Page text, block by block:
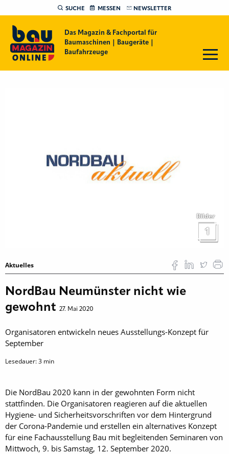
SUCHE MESSEN NEWSLETTER
Das Magazin & Fachportal für
Baumaschinen | Baugeräte |
Baufahrzeuge
Bilder
1
Aktuelles
NordBau Neumünster nicht wie
gewohnt 27. Mai 2020
Organisatoren entwickeln neues Ausstellungs-Konzept für
September
Lesedauer:3 min
Die NordBau 2020 kann in der gewohnten Form nicht
stattfinden. Die Organisatoren reagieren auf die aktuellen
Hygiene- und Sicherheitsvorschriften vor dem Hintergrund
der Corona-Pandemie und erstellen ein alternatives Konzept
für eine Fachausstellung Bau mit begleitenden Seminaren von
Mittwoch, 9. bis Samstag, 12. September 2020.